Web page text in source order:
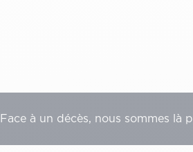
Face à un décès, nous sommes